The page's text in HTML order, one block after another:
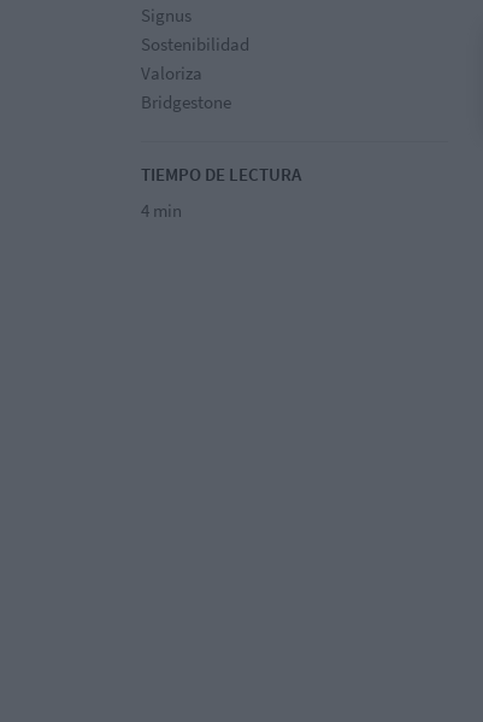
Signus
Sostenibilidad
Valoriza
Bridgestone
TIEMPO DE LECTURA
4 min